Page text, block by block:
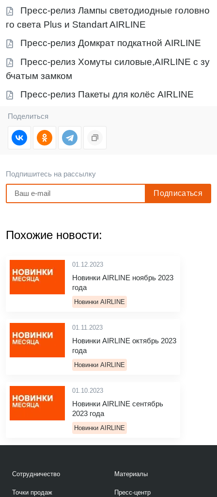
Пресс-релиз Лампы светодиодные головно
го света Plus и Standart AIRLINE
Пресс-релиз Домкрат подкатной AIRLINE
Пресс-релиз Хомуты силовые,AIRLINE с зу
бчатым замком
Пресс-релиз Пакеты для колёс AIRLINE
Поделиться
Подпишитесь на рассылку
Похожие новости:
01.12.2023
Новинки AIRLINE ноябрь 2023
года
Новинки AIRLINE
01.11.2023
Новинки AIRLINE октябрь 2023
года
Новинки AIRLINE
01.10.2023
Новинки AIRLINE сентябрь
2023 года
Новинки AIRLINE
Сотрудничество
Точки продаж
Материалы
Пресс-центр